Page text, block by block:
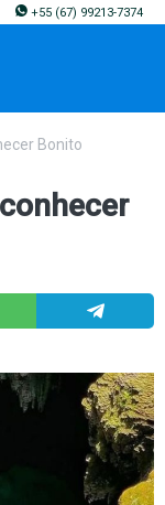
+55 (67) 99213-7374
Bonito